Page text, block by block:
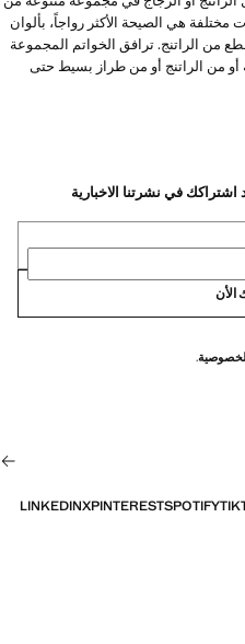
مختلفة هي الصيحة الأكثر رواجاً، بألوان
من الراتنج. ترافق الخواتم المجموعة
أو من الراتنج أو من طراز بسيط حتى
الأن
.
SPOTIFY
PINTEREST
X
LINKEDIN